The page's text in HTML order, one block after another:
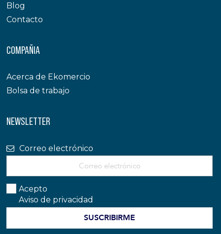
Blog
Contacto
COMPAÑIA
Acerca de Ekomercio
Bolsa de trabajo
NEWSLETTER
Correo electrónico
Acepto
Aviso de privacidad